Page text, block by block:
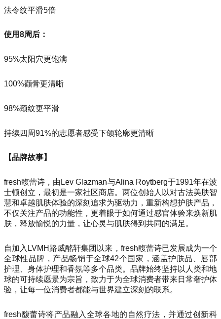
法令纹平滑5倍
使用8周后：
95%太阳穴更饱满
100%颧骨更清晰
98%颈纹更平滑
持续四周91%的志愿者感受下颌轮廓更清晰
【品牌故事】
fresh馥蕾诗，由Lev Glazman与Alina Roytberg于1991年在波
士顿创立，最初是一家社区商店。两位创始人以对古法美肤智
慧和卓越肌肤体验的深刻追求为驱动力，重新构想护肤产品，
不仅关注产品的功能性，更着眼于如何通过感官体验来焕新肌
肤，释放愉悦的力量，让心灵与肌肤得到共同的满足。
自加入LVMH路威酩轩集团以来，fresh馥蕾诗已发展成为一个
全球性品牌，产品畅销于全球42个国家，涵盖护肤品、唇部
护理、身体护理和香氛等多个品类。品牌始终坚持以人类和地
球的可持续愿景为宗旨，致力于为全球消费者带来日常奢护体
验，让每一位消费者都能与世界建立深刻的联系。
fresh馥蕾诗将产品融入全球各地的自然疗法，并通过创新科